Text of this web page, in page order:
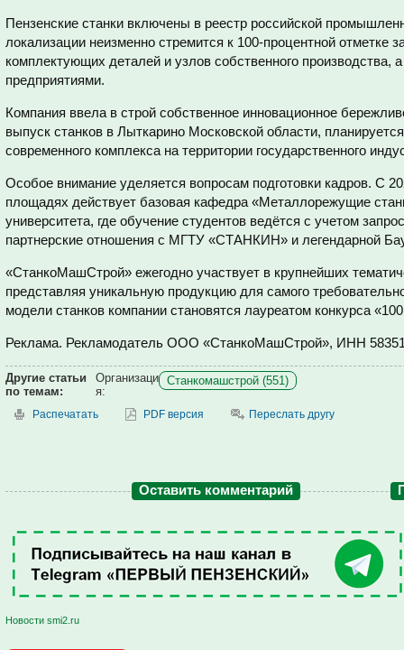
Пензенские станки включены в реестр российской
локализации неизменно стремится к 100-процентной отметке
комплектующих деталей и узлов собственного производства,
предприятиями.
Компания ввела в строй собственное инновационное
выпуск станков в Лыткарино Московской области,
современного комплекса на территории государственного
Особое внимание уделяется вопросам подготовки кадров. С
площадях действует базовая кафедра «Металлорежущие
университета, где обучение студентов ведётся с учетом
партнерские отношения с МГТУ «СТАНКИН» и легендарной
«СтанкоМашСтрой» ежегодно участвует в крупнейших
представляя уникальную продукцию для самого
модели станков компании становятся лауреатом конкурса
Реклама. Рекламодатель ООО «СтанкоМашСтрой», ИНН
Другие статьи
по темам:
Организаци
я:
Станкомашстрой (551)
Распечатать PDF версия Переслать другу
Оставить комментарий
Новости smi2.ru